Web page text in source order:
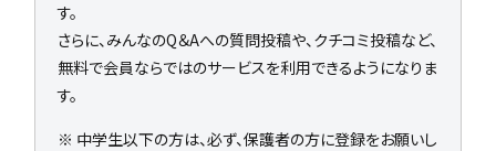
す。
さらに、みんなのQ＆Aへの質問投稿や、クチコミ投稿など、
無料で会員ならではのサービスを利用できるようになりま
す。
※ 中学生以下の方は、必ず、保護者の方に登録をお願いし